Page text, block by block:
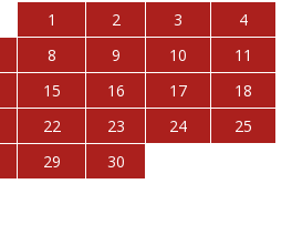
1 2 3
4
8 9 10
11
15 16 17
18
22 23 24
25
29 30